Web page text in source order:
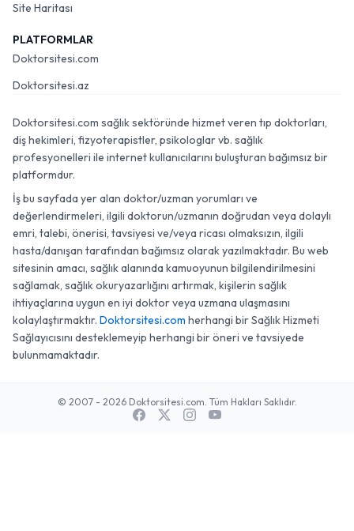
Site Haritası
PLATFORMLAR
Doktorsitesi.com
Doktorsitesi.az
Doktorsitesi.com sağlık sektöründe hizmet veren tıp doktorları,
diş hekimleri, fizyoterapistler, psikologlar vb. sağlık
profesyonelleri ile internet kullanıcılarını buluşturan bağımsız bir
platformdur.
İş bu sayfada yer alan doktor/uzman yorumları ve
değerlendirmeleri, ilgili doktorun/uzmanın doğrudan veya dolaylı
emri, talebi, önerisi, tavsiyesi ve/veya ricası olmaksızın, ilgili
hasta/danışan tarafından bağımsız olarak yazılmaktadır. Bu web
sitesinin amacı, sağlık alanında kamuoyunun bilgilendirilmesini
sağlamak, sağlık okuryazarlığını artırmak, kişilerin sağlık
ihtiyaçlarına uygun en iyi doktor veya uzmana ulaşmasını
kolaylaştırmaktır. Doktorsitesi.com herhangi bir Sağlık Hizmeti
Sağlayıcısını desteklemeyip herhangi bir öneri ve tavsiyede
bulunmamaktadır.
© 2007 - 2026 Doktorsitesi.com. Tüm Hakları Saklıdır.